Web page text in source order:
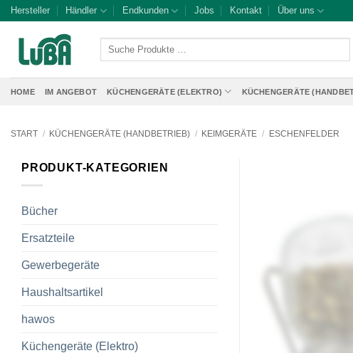
Zum
springen
Hersteller Händler Endkunden Jobs Kontakt Über uns
Suche
HOME IM ANGEBOT KÜCHENGERÄTE (ELEKTRO) KÜCHENGERÄTE
START / KÜCHENGERÄTE (HANDBETRIEB) / KEIMGERÄTE / ESCHENFELDER
PRODUKT-KATEGORIEN
Bücher
Ersatzteile
Gewerbegeräte
Haushaltsartikel
hawos
Küchengeräte (Elektro)